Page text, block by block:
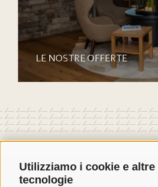
Utilizziamo i cookie e altre
tecnologie
LE NOSTRE OFFERTE